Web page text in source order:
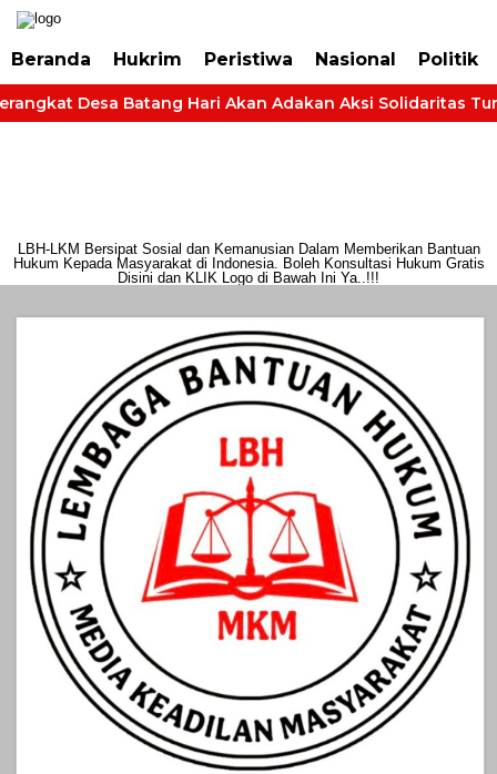
https://dashboard.mgid.com/user/activate/id/685224/code/
Beranda Hukrim Peristiwa Nasional Politik
Desa Batang Hari Akan Adakan Aksi Solidaritas
LBH-LKM Bersipat Sosial dan Kemanusian Dalam Memberikan Bantuan
Hukum Kepada Masyarakat di Indonesia. Boleh Konsultasi Hukum Gratis
Disini dan KLIK Logo di Bawah Ini Ya..!!!